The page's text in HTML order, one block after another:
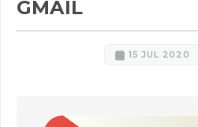
GMAIL
15 JUL 2020